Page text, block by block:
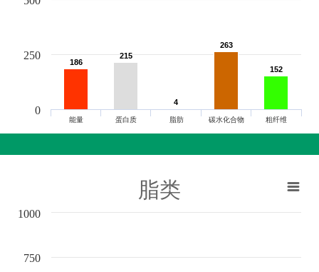
186
186
215
215
4
4
263
263
152
152
能量 蛋白质 脂肪 碳水化合物 粗纤维
0
250
脂类
750
1000